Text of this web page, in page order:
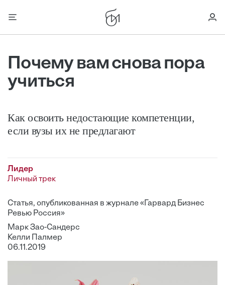
Почему вам снова пора
учиться
Как освоить недостающие компетенции,
если вузы их не предлагают
Лидер
Личный трек
Статья, опубликованная в журнале «Гарвард Бизнес
Ревью Россия»
Марк Зао-Сандерс
Келли Палмер
06.11.2019